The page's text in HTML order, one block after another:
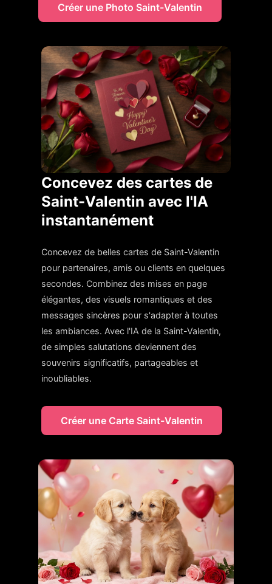
Créer une Photo Saint-Valentin
Concevez des cartes de
Saint-Valentin avec l'IA
instantanément
Concevez de belles cartes de Saint-Valentin
pour partenaires, amis ou clients en quelques
secondes. Combinez des mises en page
élégantes, des visuels romantiques et des
messages sincères pour s'adapter à toutes
les ambiances. Avec l'IA de la Saint-Valentin,
de simples salutations deviennent des
souvenirs significatifs, partageables et
inoubliables.
Créer une Carte Saint-Valentin